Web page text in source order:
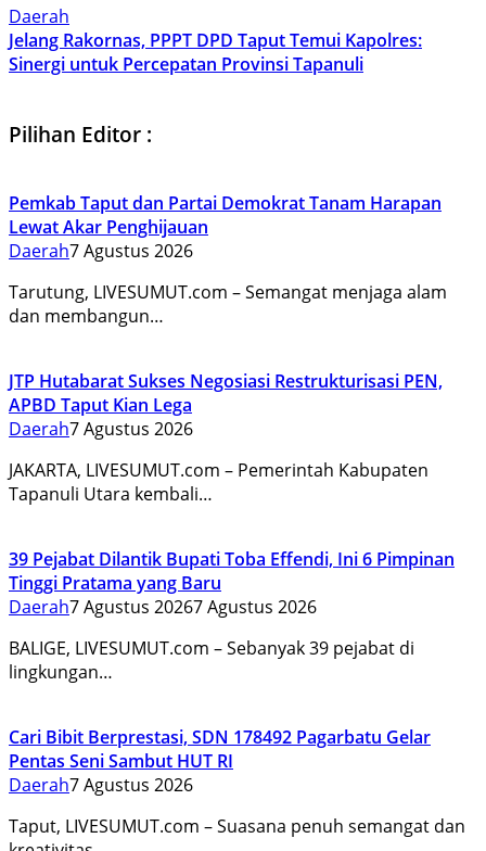
Daerah
Jelang Rakornas, PPPT DPD Taput Temui Kapolres:
Sinergi untuk Percepatan Provinsi Tapanuli
Pilihan Editor :
Pemkab Taput dan Partai Demokrat Tanam Harapan
Lewat Akar Penghijauan
Daerah7 Agustus 2026
Tarutung, LIVESUMUT.com – Semangat menjaga alam
dan membangun…
JTP Hutabarat Sukses Negosiasi Restrukturisasi PEN,
APBD Taput Kian Lega
Daerah7 Agustus 2026
JAKARTA, LIVESUMUT.com – Pemerintah Kabupaten
Tapanuli Utara kembali…
39 Pejabat Dilantik Bupati Toba Effendi, Ini 6 Pimpinan
Tinggi Pratama yang Baru
Daerah7 Agustus 20267 Agustus 2026
BALIGE, LIVESUMUT.com – Sebanyak 39 pejabat di
lingkungan…
Cari Bibit Berprestasi, SDN 178492 Pagarbatu Gelar
Pentas Seni Sambut HUT RI
Daerah7 Agustus 2026
Taput, LIVESUMUT.com – Suasana penuh semangat dan